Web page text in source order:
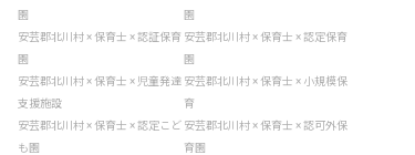
園
園
安芸郡北川村 × 保育士 × 認証保育
園
安芸郡北川村 × 保育士 × 認定保育
園
安芸郡北川村 × 保育士 × 児童発達
支援施設
安芸郡北川村 × 保育士 × 小規模保
育
安芸郡北川村 × 保育士 × 認定こど
も園
安芸郡北川村 × 保育士 × 認可外保
育園